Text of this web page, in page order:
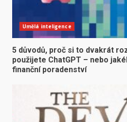
Umělá inteligence
5 důvodů, proč si to dvakrát
použijete ChatGPT – nebo
finanční poradenství